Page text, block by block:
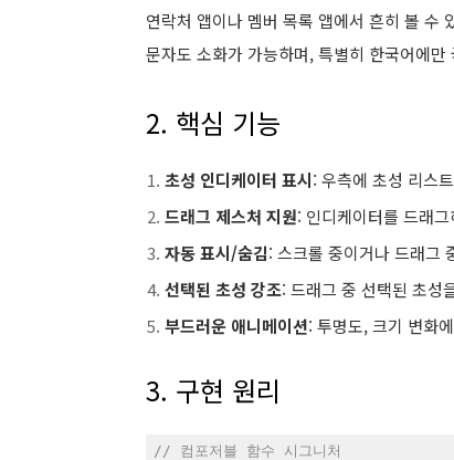
연락처 앱이나 멤버 목록 앱에서 흔히 볼 수
문자도 소화가 가능하며, 특별히 한국어에만
2. 핵심 기능
초성 인디케이터 표시: 우측에 초성 리스
드래그 제스처 지원: 인디케이터를 드래
자동 표시/숨김: 스크롤 중이거나 드래그
선택된 초성 강조: 드래그 중 선택된 초성
부드러운 애니메이션: 투명도, 크기 변화
3. 구현 원리
// 컴포저블 함수 시그니처